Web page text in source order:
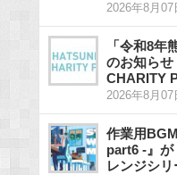
2026年8月07
「令和8年
のお知ら
CHARITY
2026年8月07
作業用
part6 -』が
レンジシリ